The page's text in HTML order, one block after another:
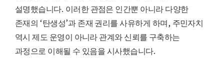
설명했습니다. 이러한 관점은 인간뿐 아니라 다양한
존재의 ‘탄생성’과 존재 권리를 사유하게 하며 , 주민자치
역시 제도 운영이 아니라 관계와 신뢰를 구축하는
과정으로 이해될 수 있음을 시사했습니다.